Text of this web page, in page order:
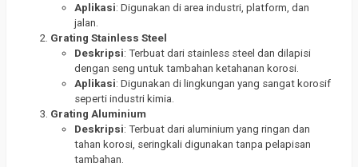
Aplikasi: Digunakan di area industri, platform, dan
jalan.
Grating Stainless Steel
Deskripsi: Terbuat dari stainless steel dan dilapisi
dengan seng untuk tambahan ketahanan korosi.
Aplikasi: Digunakan di lingkungan yang sangat korosif
seperti industri kimia.
Grating Aluminium
Deskripsi: Terbuat dari aluminium yang ringan dan
tahan korosi, seringkali digunakan tanpa pelapisan
tambahan.